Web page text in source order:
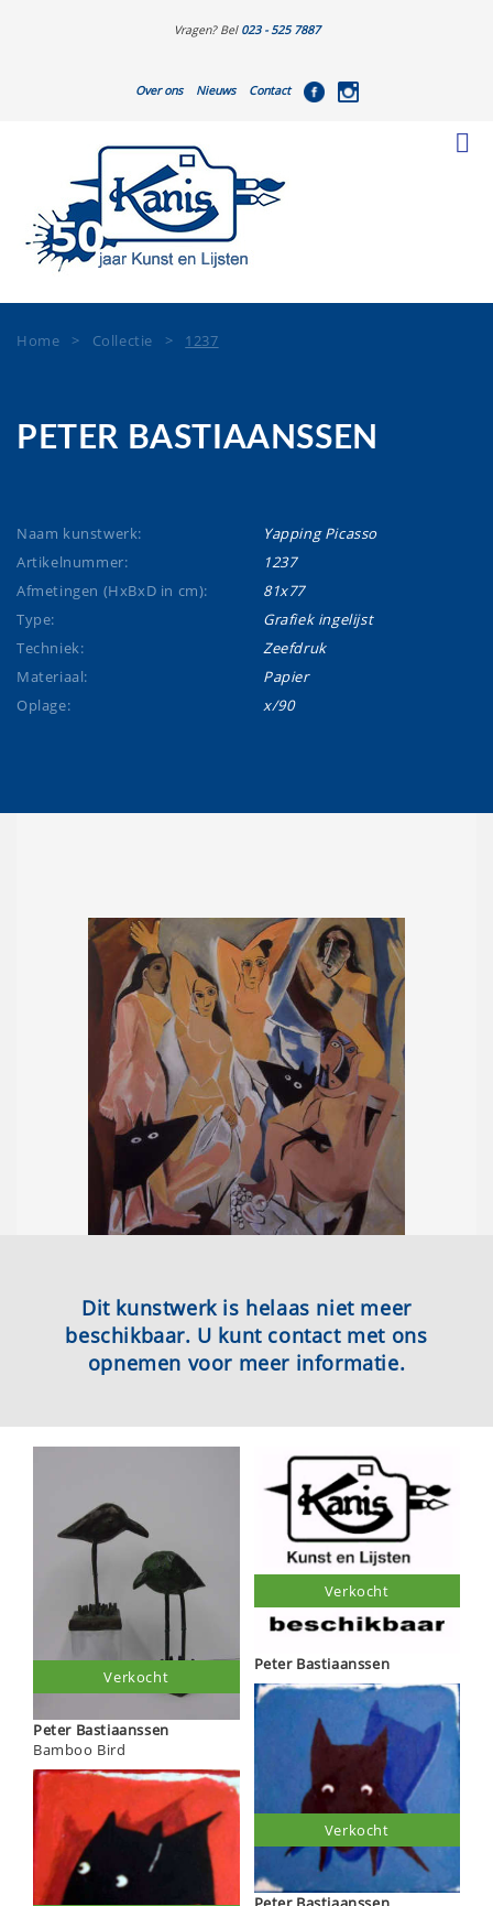
Vragen? Bel 023 - 525 7887
Over ons Nieuws Contact
Home > Collectie > 1237
PETER BASTIAANSSEN
Naam kunstwerk:
Yapping Picasso
Artikelnummer:
1237
Afmetingen (HxBxD in cm):
81x77
Type:
Grafiek ingelijst
Techniek:
Zeefdruk
Materiaal:
Papier
Oplage:
x/90
Dit kunstwerk is helaas niet meer
beschikbaar. U kunt contact met ons
opnemen voor meer informatie.
Peter Bastiaanssen
Bamboo Bird
Verkocht
Peter Bastiaanssen
Verkocht
Verkocht